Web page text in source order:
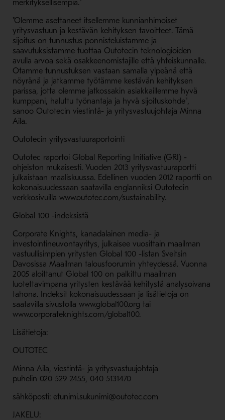
merkityksellisempiä."
"Olemme asettaneet itsellemme kunnianhimoiset
yritysvastuun ja kestävän kehityksen tavoitteet. Tämä
sijoitus on tunnustus ponnisteluistamme ja
saavutuksistamme tuottaa Outotecin teknologioiden
avulla arvoa sekä osakkeenomistajille että yhteiskunnalle.
Otamme tunnustuksen vastaan samalla ylpeänä että
nöyränä ja jatkamme työtämme kestävän kehityksen
parissa, jotta olemme jatkossakin asiakkaillemme hyvä
kumppani, haluttu työnantaja ja hyvä sijoituskohde",
sanoo Outotecin viestintä- ja yritysvastuujohtaja Minna
Aila.
Outotecin yritysvastuuraportointi
Outotec raportoi Global Reporting Initiative (GRI) -
ohjeiston mukaisesti. Vuoden 2013 yritysvastuuraportti
julkaistaan maaliskuussa. Edellinen vuoden 2012 raportti on
kokonaisuudessaan saatavilla englanniksi Outotecin
verkkosivuilla www.outotec.com/sustainability.
Global 100 -indeksistä
Corporate Knights, kanadalainen media- ja
investointineuvontayritys, julkaisee vuosittain maailman
vastuullisimpien yritysten Global 100 -listan Sveitsin
Davosissa Maailman talousfoorumin yhteydessä. Vuonna
2005 aloittanut Global 100 on palkittu maailman
luotettavimpana yritysten kestävää kehitystä analysoivana
tahona. Indeksit kokonaisuudessaan ja lisätietoja on
saatavilla sivustolla www.global100.org tai
www.corporateknights.com/global100.
Lisätietoja:
OUTOTEC
Minna Aila, viestintä- ja yritysvastuujohtaja
puhelin 020 529 2455, 040 5131470
sähköposti: etunimi.sukunimi@outotec.com
JAKELU: